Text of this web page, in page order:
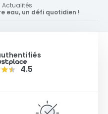
Actualités
eau, un défi quotidien !
4.5